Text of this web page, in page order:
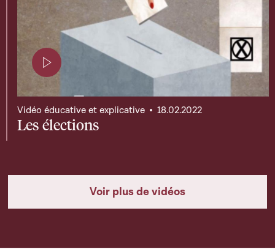
Les élections
Vidéo éducative et explicative 18.02.2022
Voir plus de vidéos